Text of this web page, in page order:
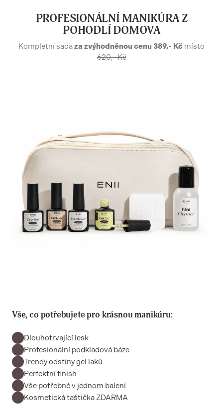
PROFESIONÁLNÍ MANIKÚRA Z
POHODLÍ DOMOVA
Kompletní sadaza zvýhodněnou cenu 389,- Kč místo
620,- Kč
Vše, co potřebujete pro krásnou manikúru:
Dlouhotrvající lesk
Profesionální podkladová báze
Trendy odstíny gel laků
Perfektní finish
Vše potřebné v jednom balení
Kosmetická taštička ZDARMA